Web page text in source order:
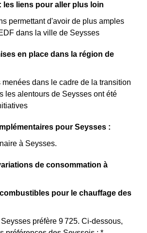
les liens pour aller plus loin
permettant d'avoir de plus amples
dans la ville de Seysses
en place dans la région de
dans le cadre de la transition
les alentours de Seysses ont été
pour Seysses :
à Seysses.
de consommation à
pour le chauffage des
préfère 9 725. Ci-dessous,